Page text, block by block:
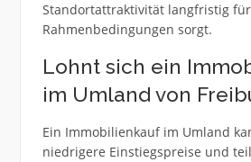
Standortattraktivität langfristig
Rahmenbedingungen sorgt.
Lohnt sich ein
im Umland von
Ein Immobilienkauf im Umland
niedrigere Einstiegspreise und